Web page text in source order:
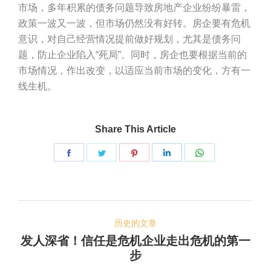
市场，多年积累的债务问题导致房地产企业纷纷暴雷，
政策一波又一波，但市场仍然没有好转。房企要有危机
意识，对自己经营情况提前做好规划，尤其是债务问
题，防止企业陷入“死局”。同时，房企也要根据当前的
市场情况，作出改变，以适应当前市场的变化，方有一
线生机。
Share This Article
Share
Share
Share
Share
章
历史的文章
历
史
发人深省！信任是危机企业走出危机的第一
步